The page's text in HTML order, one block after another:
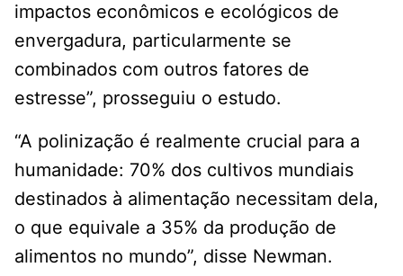
impactos econômicos e ecológicos de
envergadura, particularmente se
combinados com outros fatores de
estresse”, prosseguiu o estudo.
“A polinização é realmente crucial para a
humanidade: 70% dos cultivos mundiais
destinados à alimentação necessitam dela,
o que equivale a 35% da produção de
alimentos no mundo”, disse Newman.